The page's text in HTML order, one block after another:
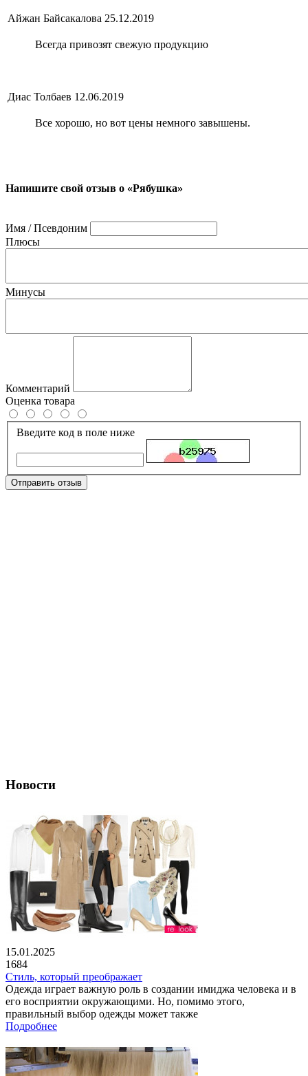
Айжан Байсакалова 25.12.2019
Всегда привозят свежую продукцию
Диас Толбаев 12.06.2019
Все хорошо, но вот цены немного завышены.
Напишите свой отзыв о «Рябушка»
Имя / Псевдоним
Плюсы
Минусы
Комментарий
Оценка товара
Введите код в поле ниже
Отправить отзыв
Новости
15.01.2025
1684
Стиль, который преображает
Одежда играет важную роль в создании имиджа человека и в
его восприятии окружающими. Но, помимо этого,
правильный выбор одежды может также
Подробнее